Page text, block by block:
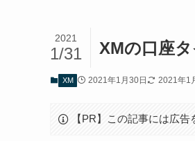
XMの口座
2021
1/31
XM 2021年1月30日 2021年1
【PR】この記事には広告